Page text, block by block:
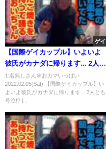
ゲイ
【国際ゲイカップル】いよいよ
彼氏がカナダに帰ります... 2人と
も号泣!? | My Long Distance
Boyfriend Left Japan (Gay
Couple)
1:名無しさん＠おカマいっぱい
2022.02.05(Sat) 【国際ゲイカップル】い
よいよ彼氏がカナダに帰ります... 2人とも
号泣!? |...